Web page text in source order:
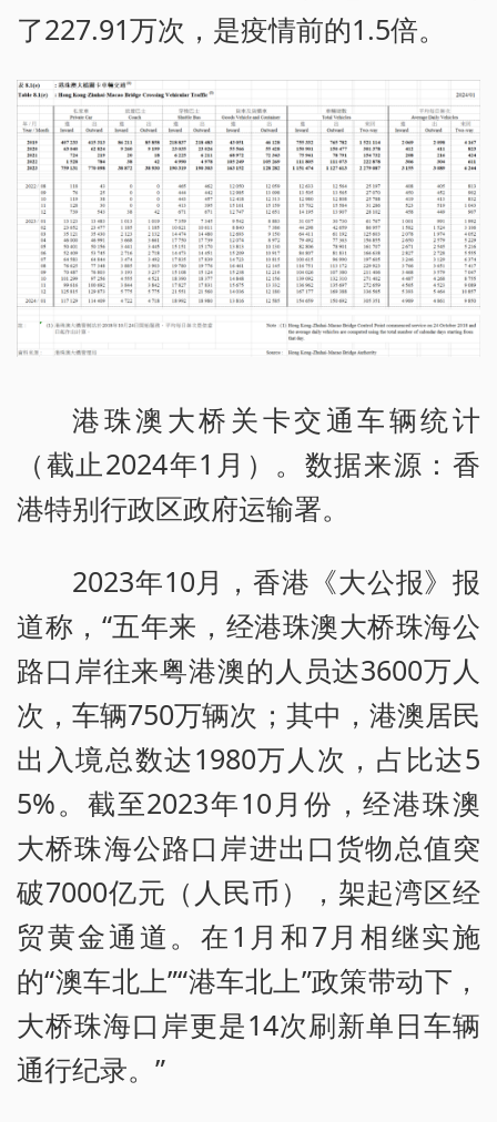
了227.91万次，是疫情前的1.5倍。
港珠澳大桥关卡交通车辆统计
（截止2024年1月）。数据来源：香
港特别行政区政府运输署。
2023年10月，香港《大公报》报
道称，“五年来，经港珠澳大桥珠海公
路口岸往来粤港澳的人员达3600万人
次，车辆750万辆次；其中，港澳居民
出入境总数达1980万人次，占比达5
5%。截至2023年10月份，经港珠澳
大桥珠海公路口岸进出口货物总值突
破7000亿元（人民币），架起湾区经
贸黄金通道。在1月和7月相继实施
的“澳车北上”“港车北上”政策带动下，
大桥珠海口岸更是14次刷新单日车辆
通行纪录。”